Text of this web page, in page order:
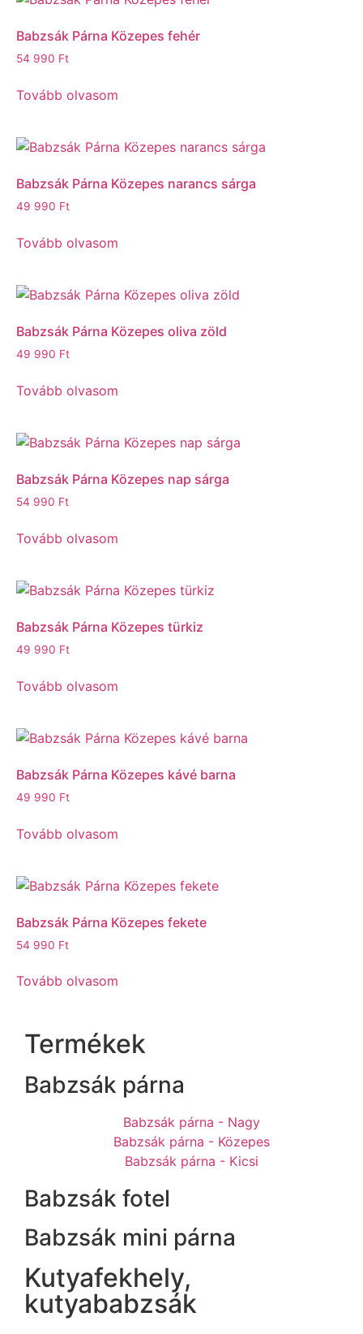
Termékek
Babzsák párna
Babzsák párna - Nagy
Babzsák párna - Közepes
Babzsák párna - Kicsi
Babzsák fotel
Babzsák mini párna
Kutyafekhely,
kutyababzsák
Babzsák Párna Közepes fehér
54 990 Ft
Tovább olvasom
Babzsák Párna Közepes narancs sárga
49 990 Ft
Tovább olvasom
Babzsák Párna Közepes oliva zöld
49 990 Ft
Tovább olvasom
Babzsák Párna Közepes nap sárga
54 990 Ft
Tovább olvasom
Babzsák Párna Közepes türkiz
49 990 Ft
Tovább olvasom
Babzsák Párna Közepes kávé barna
49 990 Ft
Tovább olvasom
Babzsák Párna Közepes fekete
54 990 Ft
Tovább olvasom